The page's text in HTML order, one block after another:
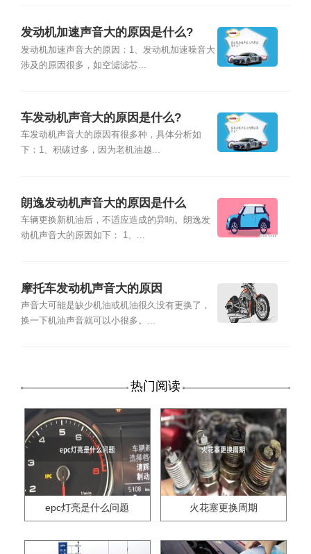
发动机加速声音大的原因是什么?
发动机加速声音大的原因：1、发动机加速噪音大
涉及的原因很多，如空滤滤芯...
车发动机声音大的原因是什么?
车发动机声音大的原因有很多种，具体分析如
下：1、积碳过多，因为老机油越...
朗逸发动机声音大的原因是什么
车辆更换新机油后，不适应造成的异响。朗逸发
动机声音大的原因如下： 1、...
摩托车发动机声音大的原因
声音大可能是缺少机油或机油很久没有更换了，
换一下机油声音就可以小很多。...
热门阅读
epc灯亮是什么问题 火花塞更换周期